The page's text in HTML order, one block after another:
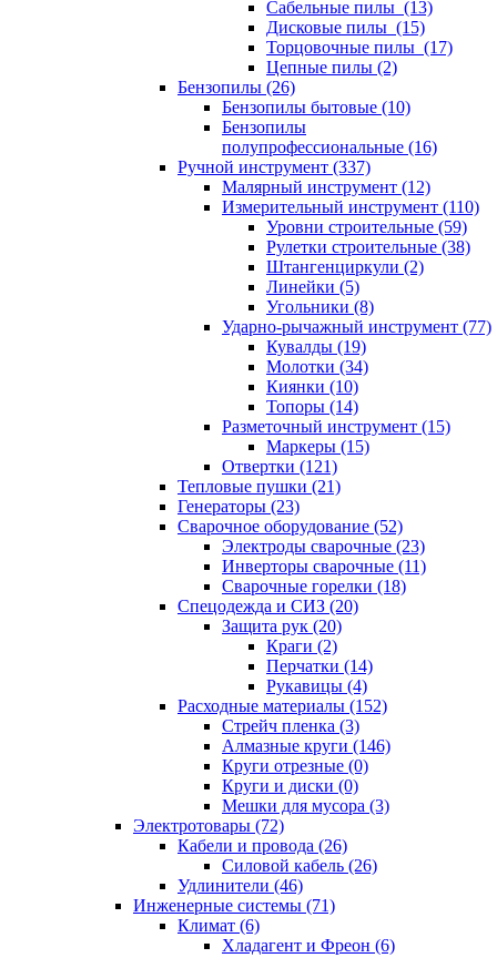
Сабельные пилы (13)
Дисковые пилы (15)
Торцовочные пилы (17)
Цепные пилы (2)
Бензопилы (26)
Бензопилы бытовые (10)
Бензопилы
полупрофессиональные (16)
Ручной инструмент (337)
Малярный инструмент (12)
Измерительный инструмент (110)
Уровни строительные (59)
Рулетки строительные (38)
Штангенциркули (2)
Линейки (5)
Угольники (8)
Ударно-рычажный инструмент (77)
Кувалды (19)
Молотки (34)
Киянки (10)
Топоры (14)
Разметочный инструмент (15)
Маркеры (15)
Отвертки (121)
Тепловые пушки (21)
Генераторы (23)
Сварочное оборудование (52)
Электроды сварочные (23)
Инверторы сварочные (11)
Сварочные горелки (18)
Спецодежда и СИЗ (20)
Защита рук (20)
Краги (2)
Перчатки (14)
Рукавицы (4)
Расходные материалы (152)
Стрейч пленка (3)
Алмазные круги (146)
Круги отрезные (0)
Круги и диски (0)
Мешки для мусора (3)
Электротовары (72)
Кабели и провода (26)
Силовой кабель (26)
Удлинители (46)
Инженерные системы (71)
Климат (6)
Хладагент и Фреон (6)